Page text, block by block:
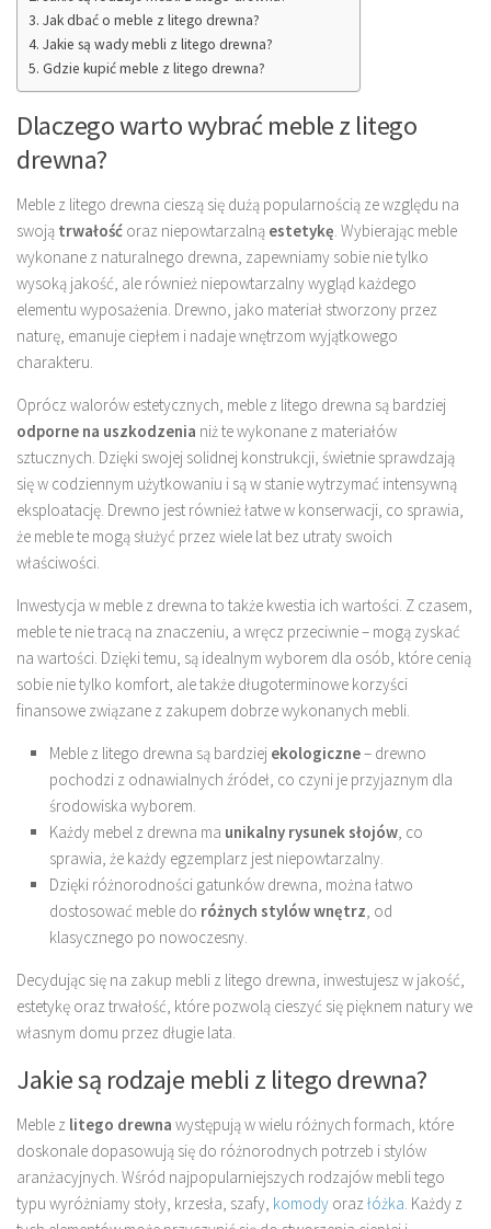
Jak dbać o meble z litego drewna?
Jakie są wady mebli z litego drewna?
Gdzie kupić meble z litego drewna?
Dlaczego warto wybrać meble z litego
drewna?
Meble z litego drewna cieszą się dużą popularnością ze względu na
swoją trwałość oraz niepowtarzalną estetykę. Wybierając meble
wykonane z naturalnego drewna, zapewniamy sobie nie tylko
wysoką jakość, ale również niepowtarzalny wygląd każdego
elementu wyposażenia. Drewno, jako materiał stworzony przez
naturę, emanuje ciepłem i nadaje wnętrzom wyjątkowego
charakteru.
Oprócz walorów estetycznych, meble z litego drewna są bardziej
odporne na uszkodzenia niż te wykonane z materiałów
sztucznych. Dzięki swojej solidnej konstrukcji, świetnie sprawdzają
się w codziennym użytkowaniu i są w stanie wytrzymać intensywną
eksploatację. Drewno jest również łatwe w konserwacji, co sprawia,
że meble te mogą służyć przez wiele lat bez utraty swoich
właściwości.
Inwestycja w meble z drewna to także kwestia ich wartości. Z czasem,
meble te nie tracą na znaczeniu, a wręcz przeciwnie – mogą zyskać
na wartości. Dzięki temu, są idealnym wyborem dla osób, które cenią
sobie nie tylko komfort, ale także długoterminowe korzyści
finansowe związane z zakupem dobrze wykonanych mebli.
Meble z litego drewna są bardziej ekologiczne– drewno
pochodzi z odnawialnych źródeł, co czyni je przyjaznym dla
środowiska wyborem.
Każdy mebel z drewna ma unikalny rysunek słojów, co
sprawia, że każdy egzemplarz jest niepowtarzalny.
Dzięki różnorodności gatunków drewna, można łatwo
dostosować meble do różnych stylów wnętrz, od
klasycznego po nowoczesny.
Decydując się na zakup mebli z litego drewna, inwestujesz w jakość,
estetykę oraz trwałość, które pozwolą cieszyć się pięknem natury we
własnym domu przez długie lata.
Jakie są rodzaje mebli z litego drewna?
Meble z litego drewna występują w wielu różnych formach, które
doskonale dopasowują się do różnorodnych potrzeb i stylów
aranżacyjnych. Wśród najpopularniejszych rodzajów mebli tego
typu wyróżniamy stoły, krzesła, szafy, komody oraz łóżka. Każdy z